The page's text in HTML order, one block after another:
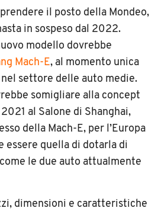
il posto della Mondeo,
in sospeso dal 2022.
modello dovrebbe
Mach-E, al momento unica
settore delle auto medie.
somigliare alla concept
al Salone di Shanghai,
della Mach-E, per l’Europa
essere quella di dotarla di
le due auto attualmente